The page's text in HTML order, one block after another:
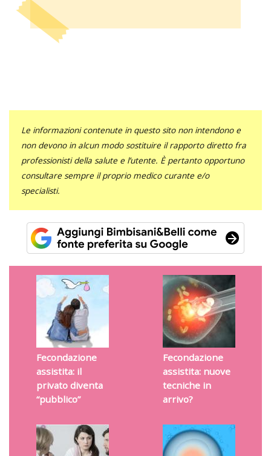
Le informazioni contenute in questo sito non intendono e
non devono in alcun modo sostituire il rapporto diretto fra
professionisti della salute e l’utente. È pertanto opportuno
consultare sempre il proprio medico curante e/o
specialisti.
Fecondazione
assistita: il
privato diventa
“pubblico”
Fecondazione
assistita: nuove
tecniche in
arrivo?